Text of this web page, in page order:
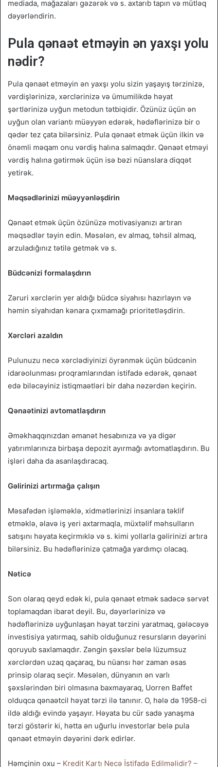
mediada, mağazaları gəzərək və s. axtarıb tapın və mütləq
dəyərləndirin.
Pula qənaət etməyin ən yaxşı yolu
nədir?
Pula qənaət etməyin ən yaxşı yolu sizin yaşayış tərzinizə,
vərdişlərinizə, xərclərinizə və ümumilikdə həyat
şərtlərinizə uyğun metodun tətbiqidir. Özünüz üçün ən
uyğun olan variantı müəyyən edərək, hədəflərinizə bir o
qədər tez çata bilərsiniz. Pula qənaət etmək üçün ilkin və
önəmli məqam onu vərdiş halına salmaqdır. Qənaət etməyi
vərdiş halına gətirmək üçün isə bəzi nüanslara diqqət
yetirək.
Məqsədlərinizi müəyyənləşdirin
Qənaət etmək üçün özünüzə motivasiyanızı artıran
məqsədlər təyin edin. Məsələn, ev almaq, təhsil almaq,
arzuladığınız tətilə getmək və s.
Büdcənizi formalaşdırın
Zəruri xərclərin yer aldığı büdcə siyahısı hazırlayın və
həmin siyahıdan kənara çıxmamağı prioritetləşdirin.
Xərcləri azaldın
Pulunuzu necə xərclədiyinizi öyrənmək üçün büdcənin
idarəolunması proqramlarından istifadə edərək, qənaət
edə biləcəyiniz istiqmaətləri bir daha nəzərdən keçirin.
Qənaətinizi avtomatlaşdırın
Əməkhaqqınızdan əmanət hesabınıza və ya digər
yatırımlarınıza birbaşa depozit ayırmağı avtomatlaşdırın. Bu
işləri daha da asanlaşdıracaq.
Gəlirinizi artırmağa çalışın
Məsafədən işləməklə, xidmətlərinizi insanlara təklif
etməklə, əlavə iş yeri axtarmaqla, müxtəlif məhsulların
satışını həyata keçirmıklə və s. kimi yollarla gəlirinizi artıra
bilərsiniz. Bu hədəflərinizə çatmağa yardımçı olacaq.
Nəticə
Son olaraq qeyd edək ki, pula qənaət etmək sadəcə sərvət
toplamaqdan ibarət deyil. Bu, dəyərlərinizə və
hədəflərinizə uyğunlaşan həyat tərzini yaratmaq, gələcəyə
investisiya yatırmaq, sahib olduğunuz resursların dəyərini
qoruyub saxlamaqdır. Zəngin şəxslər belə lüzumsuz
xərclərdən uzaq qaçaraq, bu nüansı hər zaman əsas
prinsip olaraq seçir. Məsələn, dünyanın ən varlı
şəxslərindən biri olmasına baxmayaraq, Uorren Baffet
olduqca qənaətcil həyat tərzi ilə tanınır. O, hələ də 1958-ci
ildə aldığı evində yaşayır. Həyata bu cür sadə yanaşma
tərzi göstərir ki, hətta ən uğurlu investorlar belə pula
qənaət etməyin dəyərini dərk edirlər.
Həmçinin oxu – Kredit Kartı Necə İstifadə Edilməlidir? –